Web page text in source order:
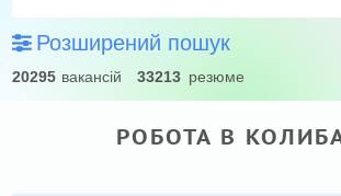
Розширений пошук
20295 вакансій 33213 резюме
РОБОТА В